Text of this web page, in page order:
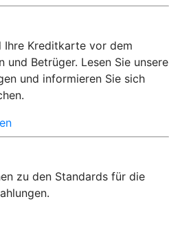
Ihre Kreditkarte vor dem
Betrüger. Lesen Sie unsere
und informieren Sie sich
zu den Standards für die